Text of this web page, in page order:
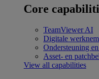
Core
TeamViewer AI
Digitale
Ondersteuning
Asset- en
View all capabilities